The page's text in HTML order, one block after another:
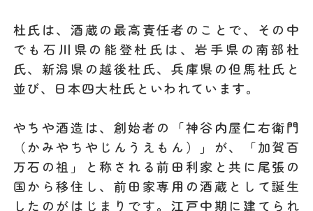
杜氏は、酒蔵の最高責任者のことで、その中
でも石川県の能登杜氏は、岩手県の南部杜
氏、新潟県の越後杜氏、兵庫県の但馬杜氏と
並び、日本四大杜氏といわれています。
やちや酒造は、創始者の「神谷内屋仁右衛門
（かみやちやじんうえもん）」が、「加賀百
万石の祖」と称される前田利家と共に尾張の
国から移住し、前田家専用の酒蔵として誕生
したのがはじまりです。江戸中期に建てられ